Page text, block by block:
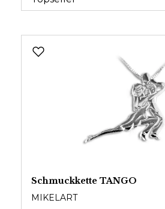
Schmuckkette TANGO
MIKELART